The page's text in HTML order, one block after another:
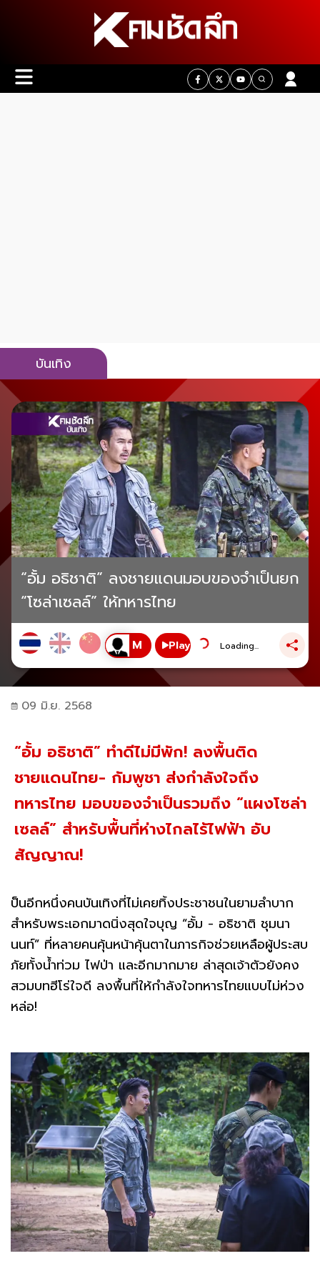
บันเทิง
“อั้ม อธิชาติ” ลงชายแดนมอบของจำเป็นยก
“โซล่าเซลล์” ให้ทหารไทย
Play Loading...
09 มิ.ย. 2568
“อั้ม อธิชาติ” ทำดีไม่มีพัก! ลงพื้นติด
ชายแดนไทย- กัมพูชา ส่งกำลังใจถึง
ทหารไทย มอบของจำเป็นรวมถึง “แผงโซล่า
เซลล์” สำหรับพื้นที่ห่างไกลไร้ไฟฟ้า อับ
สัญญาณ!
ป็นอีกหนึ่งคนบันเทิงที่ไม่เคยทิ้งประชาชนในยามลำบาก
สำหรับพระเอกมาดนิ่งสุดใจบุญ “อั้ม - อธิชาติ ชุมนา
นนท์” ที่หลายคนคุ้นหน้าคุ้นตาในภารกิจช่วยเหลือผู้ประสบ
ภัยทั้งน้ำท่วม ไฟป่า และอีกมากมาย ล่าสุดเจ้าตัวยังคง
สวมบทฮีโร่ใจดี ลงพื้นที่ให้กำลังใจทหารไทยแบบไม่ห่วง
หล่อ!